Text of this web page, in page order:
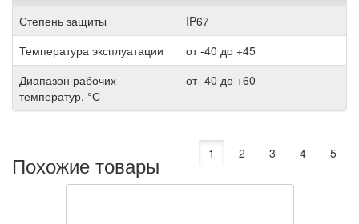
Степень защиты
IP67
Температура эксплуатации
от -40 до +45
Диапазон рабочих
температур, °С
от -40 до +60
Похожие товары 1 2 3 4 5